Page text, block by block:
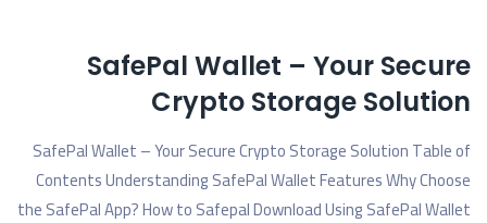
SafePal Wallet – Your Secure
Crypto Storage Solution
SafePal Wallet – Your Secure Crypto Storage Solution Table of
Contents Understanding SafePal Wallet Features Why Choose
the SafePal App? How to Safepal Download Using SafePal Wallet